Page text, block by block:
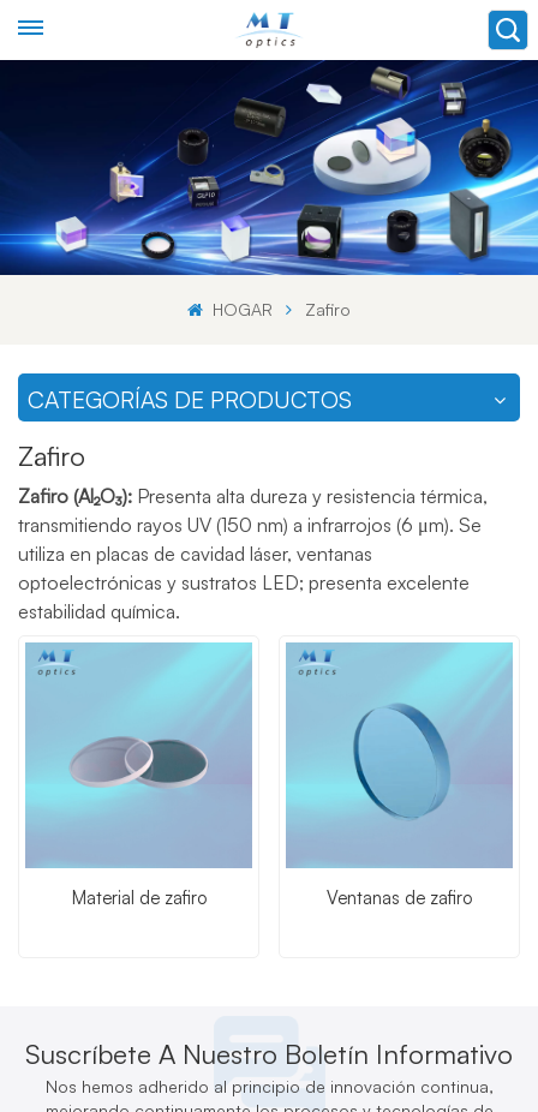
HOGAR Zafiro
CATEGORÍAS DE PRODUCTOS
Zafiro
Zafiro (Al₂O₃): Presenta alta dureza y resistencia térmica,
transmitiendo rayos UV (150 nm) a infrarrojos (6 μm). Se
utiliza en placas de cavidad láser, ventanas
optoelectrónicas y sustratos LED; presenta excelente
estabilidad química.
Material de zafiro Ventanas de zafiro
Suscríbete A Nuestro Boletín Informativo
Nos hemos adherido al principio de innovación continua,